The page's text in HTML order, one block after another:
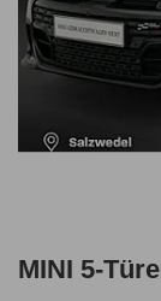
MINI 5-